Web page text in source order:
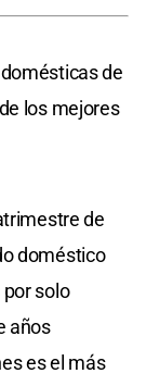
de
los mejores
de
doméstico
solo
años
es el más